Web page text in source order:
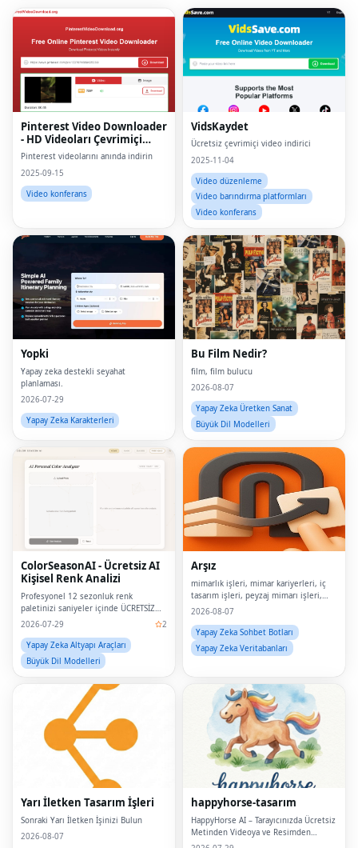
Pinterest Video Downloader
- HD Videoları Çevrimiçi
İndir
Pinterest videolarını anında indirin
2025-09-15
Video konferans
VidsKaydet
Ücretsiz çevrimiçi video indirici
2025-11-04
Video düzenleme
Video barındırma platformları
Video konferans
Yopki
Yapay zeka destekli seyahat
planlaması.
2026-07-29
Yapay Zeka Karakterleri
Bu Film Nedir?
film, film bulucu
2026-08-07
Yapay Zeka Üretken Sanat
Büyük Dil Modelleri
ColorSeasonAI - Ücretsiz AI
Kişisel Renk Analizi
Profesyonel 12 sezonluk renk
paletinizi saniyeler içinde ÜCRETSİZ
edinin.Kayıt olmanıza gerek yok!
2026-07-29
2
Yapay Zeka Altyapı Araçları
Büyük Dil Modelleri
Arşız
mimarlık işleri, mimar kariyerleri, iç
tasarım işleri, peyzaj mimarı işleri,
BIM işleri, kentsel tasarım kariyerleri,
yapılı çevre işleri, mimarlık işi
2026-08-07
Yapay Zeka Sohbet Botları
Yapay Zeka Veritabanları
Yarı İletken Tasarım İşleri
Sonraki Yarı İletken İşinizi Bulun
2026-08-07
happyhorse-tasarım
HappyHorse AI – Tarayıcınızda Ücretsiz
Metinden Videoya ve Resimden
Videoya Oluşturucu